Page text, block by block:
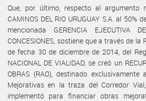
Que, por último, respecto al argumento
CAMINOS DEL RIO URUGUAY S.A. al 50%
mencionada GERENCIA EJECUTIVA
CONCESIONES, sostiene que a través de la
de fecha 30 de diciembre de 2014, del
NACIONAL DE VIALIDAD, se creó un
OBRAS (RAO), destinado
Mejorativas en la traza del Corredor
implementó para financiar obras